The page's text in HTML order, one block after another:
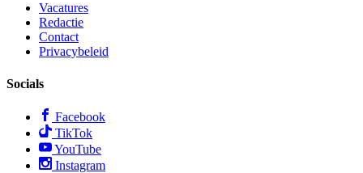
Vacatures
Redactie
Contact
Privacybeleid
Socials
Facebook
TikTok
YouTube
Instagram